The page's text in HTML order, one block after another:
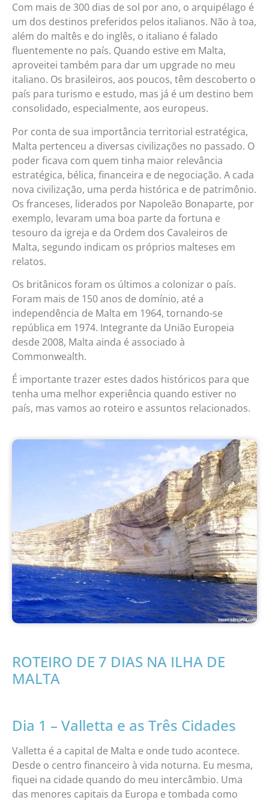
Com mais de 300 dias de sol por ano, o arquipélago é
um dos destinos preferidos pelos italianos. Não à toa,
além do maltês e do inglês, o italiano é falado
fluentemente no país. Quando estive em Malta,
aproveitei também para dar um upgrade no meu
italiano. Os brasileiros, aos poucos, têm descoberto o
país para turismo e estudo, mas já é um destino bem
consolidado, especialmente, aos europeus.
Por conta de sua importância territorial estratégica,
Malta pertenceu a diversas civilizações no passado. O
poder ficava com quem tinha maior relevância
estratégica, bélica, financeira e de negociação. A cada
nova civilização, uma perda histórica e de patrimônio.
Os franceses, liderados por Napoleão Bonaparte, por
exemplo, levaram uma boa parte da fortuna e
tesouro da igreja e da Ordem dos Cavaleiros de
Malta, segundo indicam os próprios malteses em
relatos.
Os britânicos foram os últimos a colonizar o país.
Foram mais de 150 anos de domínio, até a
independência de Malta em 1964, tornando-se
república em 1974. Integrante da União Europeia
desde 2008, Malta ainda é associado à
Commonwealth.
É importante trazer estes dados históricos para que
tenha uma melhor experiência quando estiver no
país, mas vamos ao roteiro e assuntos relacionados.
ROTEIRO DE 7 DIAS NA ILHA DE
MALTA
Dia 1 – Valletta e as Três Cidades
Valletta é a capital de Malta e onde tudo acontece.
Desde o centro financeiro à vida noturna. Eu mesma,
fiquei na cidade quando do meu intercâmbio. Uma
das menores capitais da Europa e tombada como